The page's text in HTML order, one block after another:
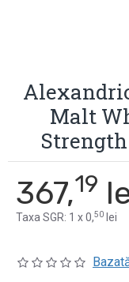
Malt
367,19
Taxa SGR: 1 x 0,50 lei